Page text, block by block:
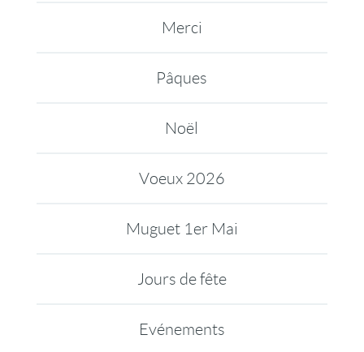
Merci
Pâques
Noël
Voeux 2026
Muguet 1er Mai
Jours de fête
Evénements